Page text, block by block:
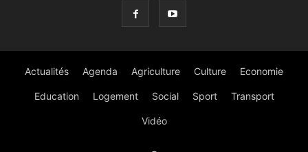
Actualités Agenda Agriculture Culture Economie
Education Logement Social Sport Transport
Vidéo